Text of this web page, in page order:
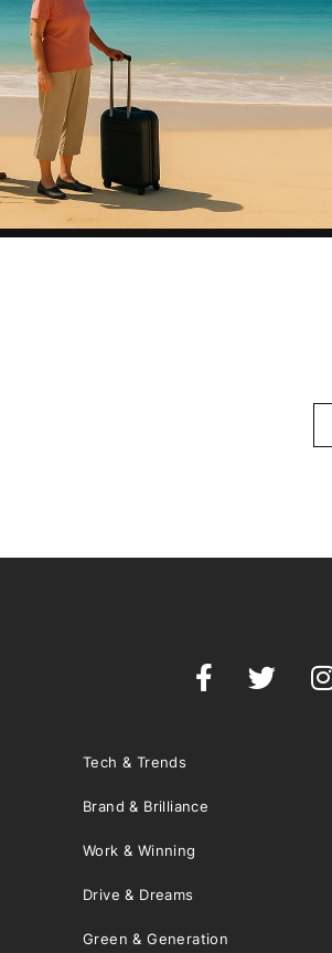
Tech & Trends
Brand & Brilliance
Work & Winning
Drive & Dreams
Green & Generation